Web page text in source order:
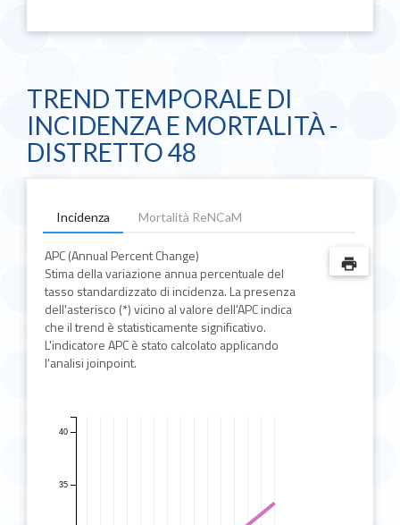
TREND TEMPORALE DI
INCIDENZA E MORTALITÀ -
DISTRETTO 48
Incidenza Mortalità ReNCaM
print
APC (Annual Percent Change)
Stima della variazione annua percentuale del
tasso standardizzato di incidenza. La presenza
dell'asterisco (*) vicino al valore dell'APC indica
che il trend è statisticamente significativo.
L'indicatore APC è stato calcolato applicando
l'analisi joinpoint.
35
40
APC: 3.3